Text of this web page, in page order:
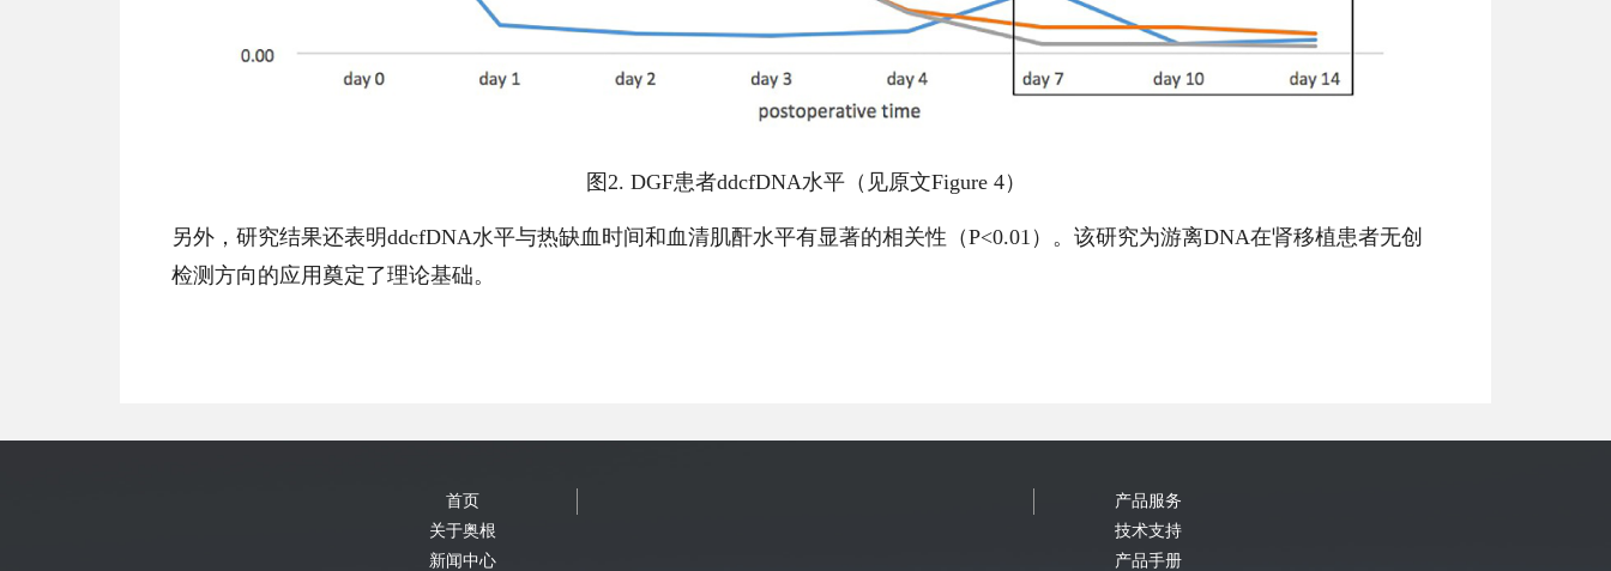
图2. DGF患者ddcfDNA水平（见原文Figure 4）
另外，研究结果还表明ddcfDNA水平与热缺血时间和血清肌酐水平有显著的相关性（P<0.01）。该研究为游离DNA在肾移植患者无创
检测方向的应用奠定了理论基础。
首页
关于奥根
新闻中心
产品服务
技术支持
产品手册